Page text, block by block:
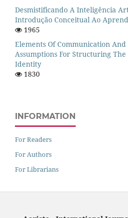
Desmistificando A Inteligência
Introdução Conceitual Ao
1965
Elements Of Communication And
Assumptions For Structuring
Identity
1830
INFORMATION
For Readers
For Authors
For Librarians